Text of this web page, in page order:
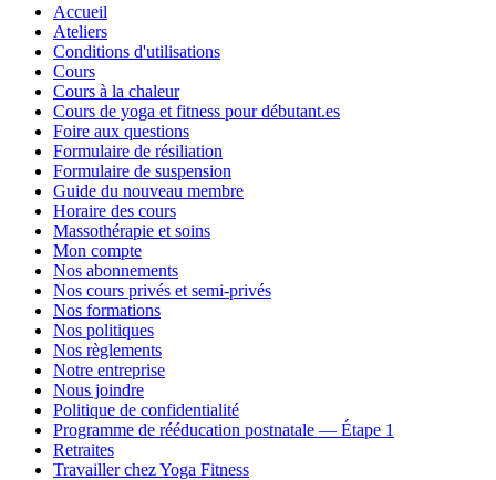
Accueil
Ateliers
Conditions d'utilisations
Cours
Cours à la chaleur
Cours de yoga et fitness pour débutant.es
Foire aux questions
Formulaire de résiliation
Formulaire de suspension
Guide du nouveau membre
Horaire des cours
Massothérapie et soins
Mon compte
Nos abonnements
Nos cours privés et semi-privés
Nos formations
Nos politiques
Nos règlements
Notre entreprise
Nous joindre
Politique de confidentialité
Programme de rééducation postnatale — Étape 1
Retraites
Travailler chez Yoga Fitness